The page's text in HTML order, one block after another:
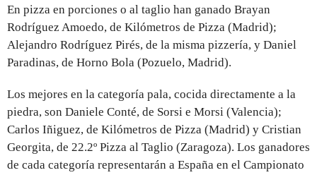
En pizza en porciones o al taglio han ganado Brayan
Rodríguez Amoedo, de Kilómetros de Pizza (Madrid);
Alejandro Rodríguez Pirés, de la misma pizzería, y Daniel
Paradinas, de Horno Bola (Pozuelo, Madrid).
Los mejores en la categoría pala, cocida directamente a la
piedra, son Daniele Conté, de Sorsi e Morsi (Valencia);
Carlos Iñiguez, de Kilómetros de Pizza (Madrid) y Cristian
Georgita, de 22.2º Pizza al Taglio (Zaragoza). Los ganadores
de cada categoría representarán a España en el Campionato